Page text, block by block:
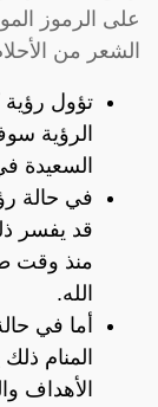
على الرموز
الشعر من
تؤول
الرؤية
السعيدة
في حالة
قد يفسر
منذ وقت
الله.
أما في
المنام
الأهداف